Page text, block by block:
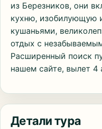
из Березников, они
кухню, изобилующую
кушаньями,
отдых с
Расширенный поиск
нашем сайте, вылет 4
Детали тура